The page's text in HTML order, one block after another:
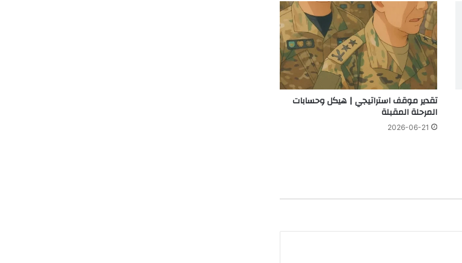
تقدير موقف استراتيجي | هيكل وحسابات
المرحلة المقبلة
2026-06-21